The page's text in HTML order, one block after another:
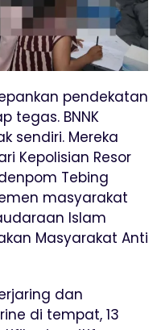
pendekatan
tegas. BNNK
sendiri. Mereka
Kepolisian Resor
Tebing
masyarakat
Islam
Masyarakat Anti
dan
di tempat, 13